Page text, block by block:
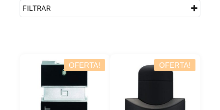
FILTRAR
OFERTA! OFERTA!